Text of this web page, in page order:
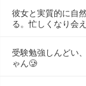
彼女と実質的に自
る。忙しくなり会
受験勉強しんどい
ゃん🥲